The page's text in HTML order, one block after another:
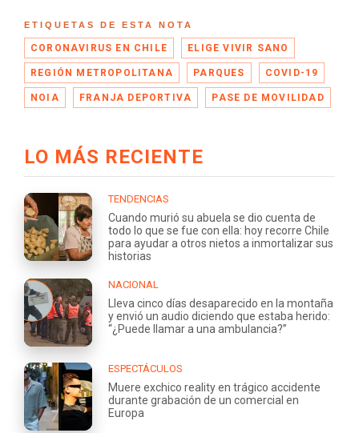
ETIQUETAS DE ESTA NOTA
CORONAVIRUS EN CHILE ELIGE VIVIR SANO
REGIÓN METROPOLITANA PARQUES COVID-19
NOIA FRANJA DEPORTIVA PASE DE MOVILIDAD
LO MÁS RECIENTE
TENDENCIAS
Cuando murió su abuela se dio cuenta de
todo lo que se fue con ella: hoy recorre Chile
para ayudar a otros nietos a inmortalizar sus
historias
NACIONAL
Lleva cinco días desaparecido en la montaña
y envió un audio diciendo que estaba herido:
“¿Puede llamar a una ambulancia?”
ESPECTÁCULOS
Muere exchico reality en trágico accidente
durante grabación de un comercial en
Europa